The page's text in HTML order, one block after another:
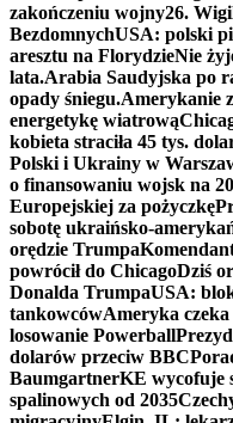
zakończeniu wojny26.
BezdomnychUSA: polski
aresztu na FlorydzieNie
lata.Arabia Saudyjska po
opady śniegu.Amerykanie
energetykę wiatrową
kobieta straciła 45 tys.
Polski i Ukrainy w
o finansowaniu wojsk na
Europejskiej za pożyczkę
sobotę ukraińsko-
orędzie Trumpa
powrócił do ChicagoDziś
Donalda TrumpaUSA:
tankowcówAmeryka
losowanie Powerball
dolarów przeciw BBC
BaumgartnerKE wycofuje
spalinowych od 2035